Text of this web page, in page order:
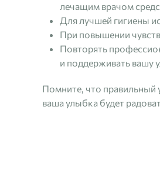
лечащим врачом
Для лучшей гигиены
При повышении
Повторять
и поддерживать вашу
Помните, что правильный
ваша улыбка будет